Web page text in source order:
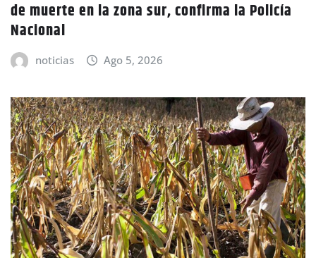
de muerte en la zona sur, confirma la Policía
Nacional
noticias Ago 5, 2026